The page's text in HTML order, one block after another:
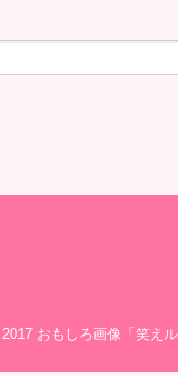
おもしろ画像「笑え